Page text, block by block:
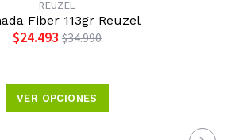
REUZEL
Fiber 113gr Reuzel
$24.493 $34.990
VER OPCIONES